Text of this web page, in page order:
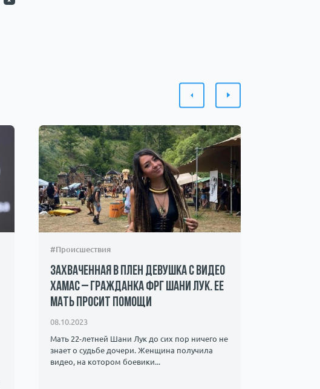
#Происшествия
Захваченная в плен девушка с видео
ХАМАС – гражданка ФРГ Шани Лук. Ее
мать просит помощи
08.10.2023
Мать 22-летней Шани Лук до сих пор ничего не
знает о судьбе дочери. Женщина получила
видео, на котором боевики...